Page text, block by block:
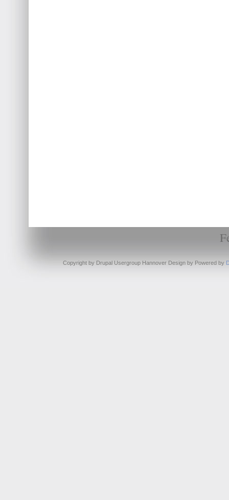
Copyright by Drupal Usergroup Hannover Design by Powered by